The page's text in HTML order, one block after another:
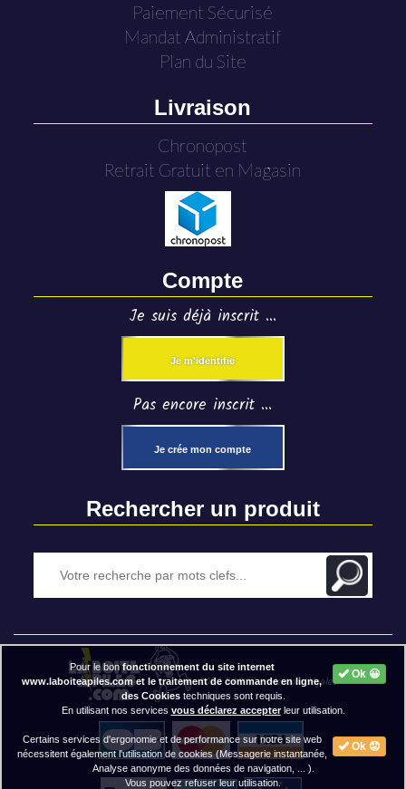
Paiement Sécurisé
Mandat Administratif
Plan du Site
Livraison
Chronopost
Retrait Gratuit en Magasin
Compte
Je suis déjà inscrit ...
Je m'identifie
Pas encore inscrit ...
Je crée mon compte
Rechercher un produit
2020 BAP ⓒ - Mentions légales
Ok 😀
Pour le bonfonctionnement du site internet
www.laboiteapiles.com et le traitement de commande en ligne,
des Cookiestechniques sont requis.
En utilisant nos services vous déclarez accepterleur utilisation.
Ok 😟
Certains services d'ergonomie et de performance sur notre site web
nécessitent également l'utilisation de cookies (Messagerie instantanée,
Analyse anonyme des données de navigation, ... ).
Vous pouvez refuser leur utilisation.